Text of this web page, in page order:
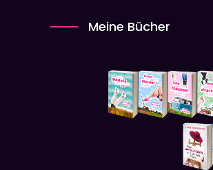
Meine Bücher